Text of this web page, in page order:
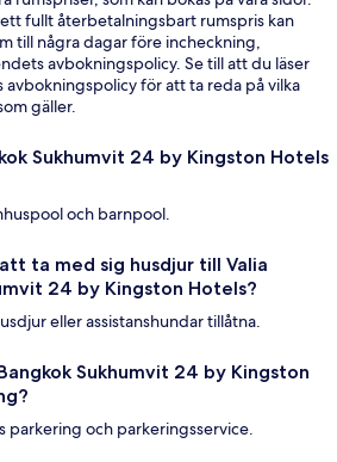
fullt återbetalningsbart rumspris kan
till några dagar före incheckning,
avbokningspolicy. Se till att du läser
för att ta reda på vilka
gäller.
Sukhumvit 24 by Kingston Hotels
och barnpool.
ta med sig husdjur till Valia
24 by Kingston Hotels?
eller assistanshundar tillåtna.
Sukhumvit 24 by Kingston
parkering och parkeringsservice.